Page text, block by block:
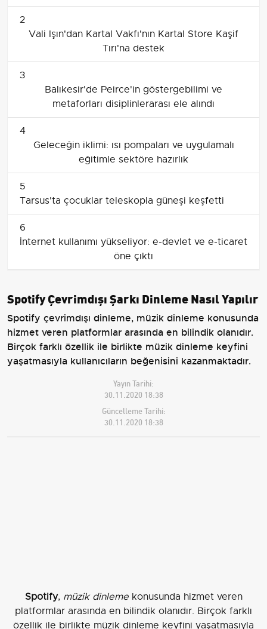
2
Vali Işın'dan Kartal Vakfı'nın Kartal Store Kaşif
Tırı'na destek
3
Balıkesir'de Peirce'in göstergebilimi ve
metaforları disiplinlerarası ele alındı
4
Geleceğin iklimi: ısı pompaları ve uygulamalı
eğitimle sektöre hazırlık
5
Tarsus'ta çocuklar teleskopla güneşi keşfetti
6
İnternet kullanımı yükseliyor: e-devlet ve e-ticaret
öne çıktı
Spotify Çevrimdışı Şarkı Dinleme Nasıl Yapılır
Spotify çevrimdışı dinleme, müzik dinleme konusunda
hizmet veren platformlar arasında en bilindik olanıdır.
Birçok farklı özellik ile birlikte müzik dinleme keyfini
yaşatmasıyla kullanıcıların beğenisini kazanmaktadır.
Yayın Tarihi:
30.11.2020 18:38
Güncelleme Tarihi:
30.11.2020 18:38
Spotify, müzik dinlemekonusunda hizmet veren
platformlar arasında en bilindik olanıdır. Birçok farklı
özellik ile birlikte müzik dinleme keyfini yaşatmasıyla